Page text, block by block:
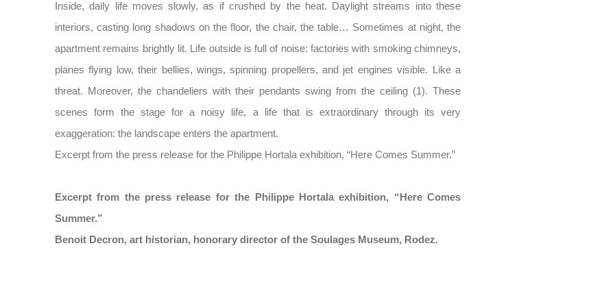
Inside, daily life moves slowly, as if crushed by the heat. Daylight streams into these
interiors, casting long shadows on the floor, the chair, the table… Sometimes at night, the
apartment remains brightly lit. Life outside is full of noise: factories with smoking chimneys,
planes flying low, their bellies, wings, spinning propellers, and jet engines visible. Like a
threat. Moreover, the chandeliers with their pendants swing from the ceiling (1). These
scenes form the stage for a noisy life, a life that is extraordinary through its very
exaggeration: the landscape enters the apartment.
Excerpt from the press release for the Philippe Hortala exhibition, “Here Comes Summer.”
Excerpt from the press release for the Philippe Hortala exhibition, “Here Comes
Summer.”
Benoit Decron, art historian, honorary director of the Soulages Museum, Rodez.